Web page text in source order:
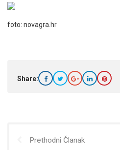
foto: novagra.hr
Share:
Prethodni Članak